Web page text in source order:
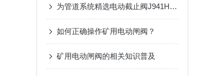
为管道系统精选电动截止阀J941H-16 DN80
如何正确操作矿用电动闸阀？
矿用电动闸阀的相关知识普及